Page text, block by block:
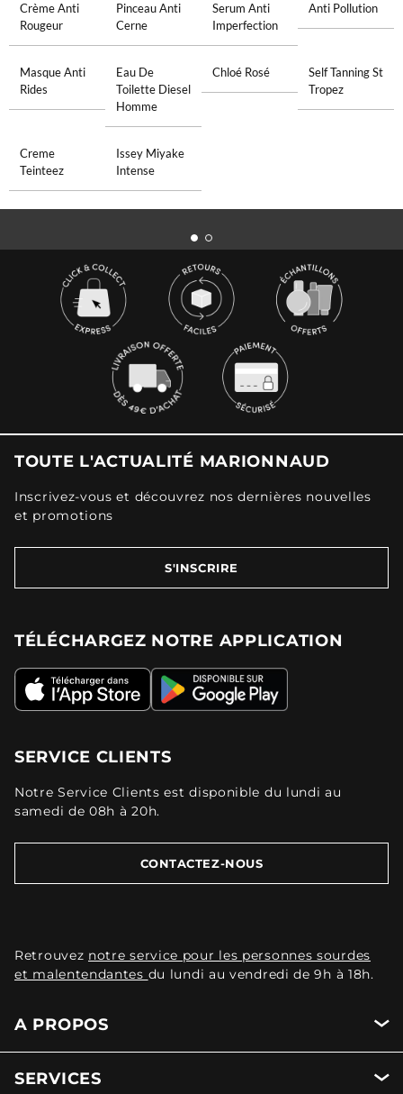
Crème Anti
Rougeur
Pinceau Anti
Cerne
Serum Anti
Imperfection
Anti Pollution
Masque Anti
Rides
Eau De
Toilette Diesel
Homme
Chloé Rosé
Self Tanning St
Tropez
Creme
Teinteez
Issey Miyake
Intense
TOUTE L'ACTUALITÉ MARIONNAUD
Inscrivez-vous et découvrez nos dernières nouvelles
et promotions
S'INSCRIRE
TÉLÉCHARGEZ NOTRE APPLICATION
SERVICE CLIENTS
Notre Service Clients est disponible du lundi au
samedi de 08h à 20h.
CONTACTEZ-NOUS
Retrouvez notre service pour les personnes sourdes
et malentendantes du lundi au vendredi de 9h à 18h.
A PROPOS
SERVICES